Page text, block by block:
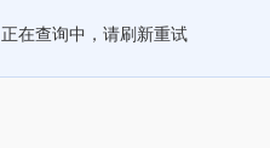
正在查询中，请刷新重试